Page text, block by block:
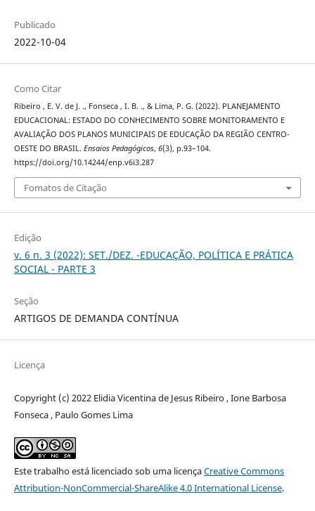
Publicado
2022-10-04
Como Citar
Ribeiro , E. V. de J. ., Fonseca , I. B. ., & Lima, P. G. (2022). PLANEJAMENTO
EDUCACIONAL: ESTADO DO CONHECIMENTO SOBRE MONITORAMENTO E
AVALIAÇÃO DOS PLANOS MUNICIPAIS DE EDUCAÇÃO DA REGIÃO CENTRO-
OESTE DO BRASIL. Ensaios Pedagógicos, 6(3), p.93–104.
https://doi.org/10.14244/enp.v6i3.287
Fomatos de Citação
Edição
v. 6 n. 3 (2022): SET./DEZ. -EDUCAÇÃO, POLÍTICA E PRÁTICA
SOCIAL - PARTE 3
Seção
ARTIGOS DE DEMANDA CONTÍNUA
Licença
Copyright (c) 2022 Elidia Vicentina de Jesus Ribeiro , Ione Barbosa
Fonseca , Paulo Gomes Lima
Este trabalho está licenciado sob uma licençaCreative Commons
Attribution-NonCommercial-ShareAlike 4.0 International License.